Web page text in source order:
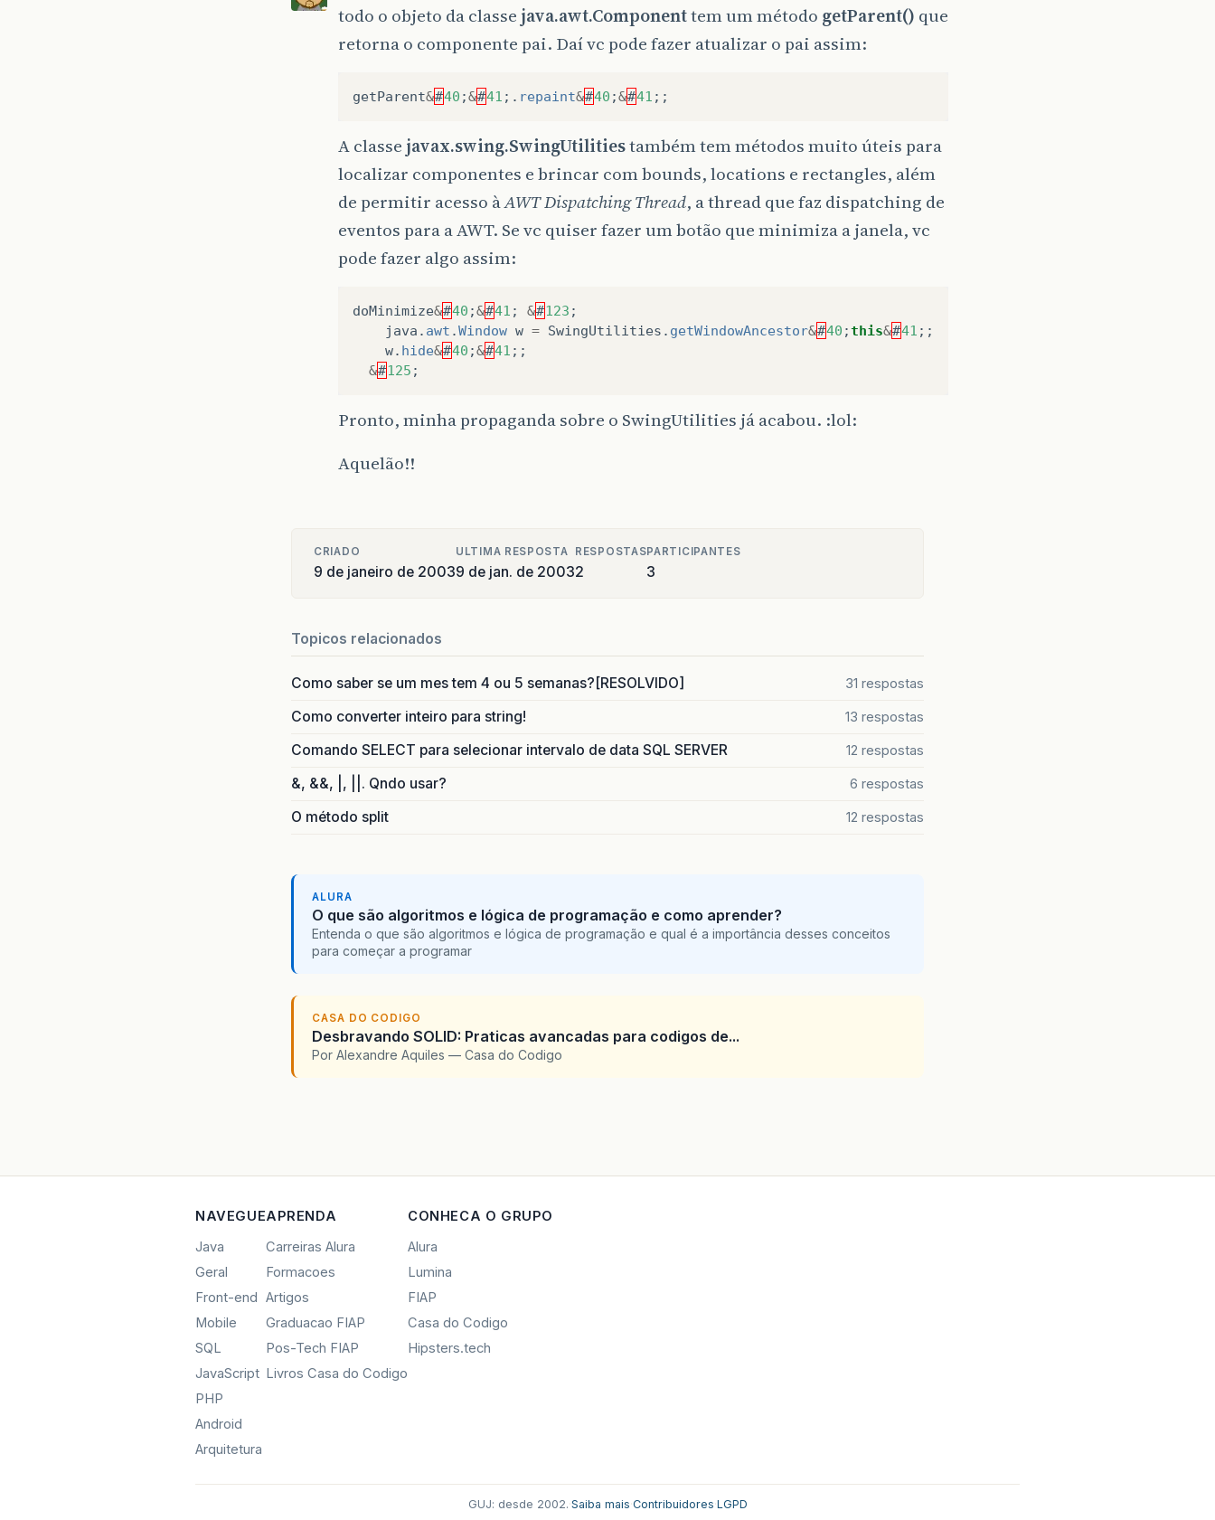
todo o objeto da classe java.awt.Componenttem um método getParent() que
retorna o componente pai. Daí vc pode fazer atualizar o pai assim:
getParent&#40 ;&#41 ;. repaint&#40 ;&#41 ;;
A classe javax.swing.SwingUtilitiestambém tem métodos muito úteis para
localizar componentes e brincar com bounds, locations e rectangles, além
de permitir acesso àAWT Dispatching Thread, a thread que faz dispatching de
eventos para a AWT. Se vc quiser fazer um botão que minimiza a janela, vc
pode fazer algo assim:
doMinimize&#40 ;&#41 ; &#123 ;
java . awt .Window w = SwingUtilities . getWindowAncestor&#40 ;this&#41 ;;
w. hide&#40 ;&#41 ;;
&#125 ;
Pronto, minha propaganda sobre o SwingUtilities já acabou. :lol:
Aquelão!!
CRIADO
9 de janeiro de 2003
ULTIMA RESPOSTA
9 de jan. de 2003
RESPOSTAS
2
PARTICIPANTES
3
Topicos relacionados
Como saber se um mes tem 4 ou 5 semanas?[RESOLVIDO] 31 respostas
Como converter inteiro para string! 13 respostas
Comando SELECT para selecionar intervalo de data SQL SERVER 12 respostas
&, &&, |, ||. Qndo usar? 6 respostas
O método split 12 respostas
ALURA
O que são algoritmos e lógica de programação e como aprender?
Entenda o que são algoritmos e lógica de programação e qual é a importância desses conceitos
para começar a programar
CASA DO CODIGO
Desbravando SOLID: Praticas avancadas para codigos de...
Por Alexandre Aquiles — Casa do Codigo
NAVEGUE
Java
Geral
Front-end
Mobile
SQL
JavaScript
PHP
Android
Arquitetura
APRENDA
Carreiras Alura
Formacoes
Artigos
Graduacao FIAP
Pos-Tech FIAP
Livros Casa do Codigo
CONHECA O GRUPO
Alura
Lumina
FIAP
Casa do Codigo
Hipsters.tech
GUJ: desde 2002.·Saiba mais·Contribuidores·LGPD